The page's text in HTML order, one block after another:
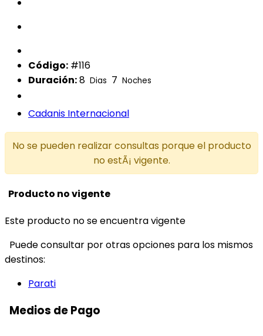
Código: #116
Duración:8 Dias 7 Noches
Cadanis Internacional
No se pueden realizar consultas porque el producto
no estÃ¡ vigente.
Producto no vigente
Este producto no se encuentra vigente
Puede consultar por otras opciones para los mismos
destinos:
Parati
Medios de Pago